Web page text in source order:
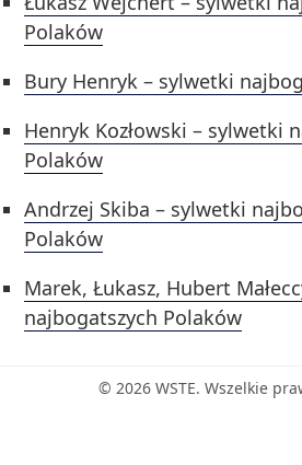
Polaków
Bury Henryk – sylwetki
Henryk Kozłowski – sylwetki
Polaków
Andrzej Skiba – sylwetki
Polaków
Marek, Łukasz, Hubert
najbogatszych Polaków
© 2026 WSTE. Wszelkie